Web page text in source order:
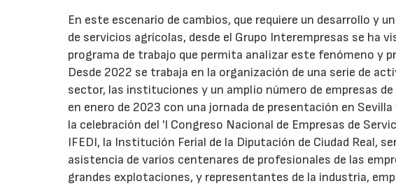
En este escenario de cambios, que requiere un desarrollo y
de servicios agrícolas, desde el Grupo Interempresas se ha
programa de trabajo que permita analizar este fenómeno y
Desde 2022 se trabaja en la organización de una serie de
sector, las instituciones y un amplio número de empresas
en enero de 2023 con una jornada de presentación en
la celebración del 'I Congreso Nacional de Empresas de
IFEDI, la Institución Ferial de la Diputación de Ciudad Real,
asistencia de varios centenares de profesionales de las
grandes explotaciones, y representantes de la industria,